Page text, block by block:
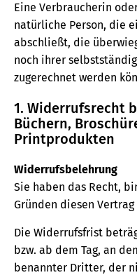
Eine Verbraucherin
natürliche Person, die
abschließt, die
noch ihrer
zugerechnet werden
1. Widerrufsrecht
Büchern,
Printprodukten
Widerrufsbelehrung
Sie haben das Recht,
Gründen diesen
Die Widerrufsfrist
bzw. ab dem Tag, an
benannter Dritter, der